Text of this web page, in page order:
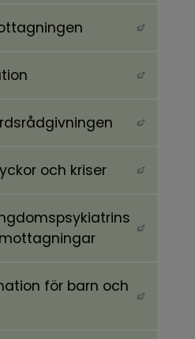
öppnas i nytt
öppnas i nytt
öppnas i nytt
och kriseröppnas i nytt
öppnas i nytt
för barn och
öppnas i nytt